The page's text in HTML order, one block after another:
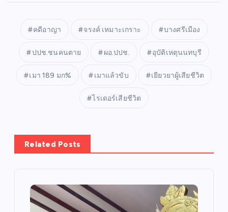
คดีอาญา จรงค์ เหมาะเกราะ บางศรีเมือง
ปปช.ชนคนตาย ผอ.ปปช. อุบัติเหตุนนทบุรี
เมา 189 มก% เมาแล้วขับ เยียวยาผู้เสียชีวิต
ไรเดอร์เสียชีวิต
Related Posts